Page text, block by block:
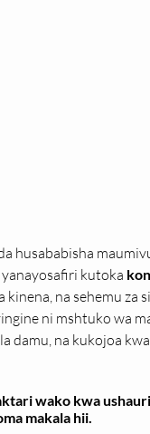
husababisha
kutoka
na sehemu za
ni mshtuko wa
damu, na kukojoa
wako kwa
makala hii.